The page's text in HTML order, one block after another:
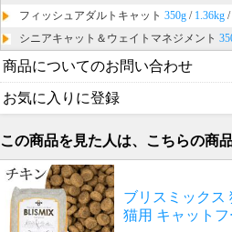
フィッシュアダルトキャット 350g / 1.36kg /
シニアキャット＆ウェイトマネジメント
商品についてのお問い合わせ
お気に入りに登録
この商品を見た人は、こちらの商
ブリスミックス
猫用 キャットフ